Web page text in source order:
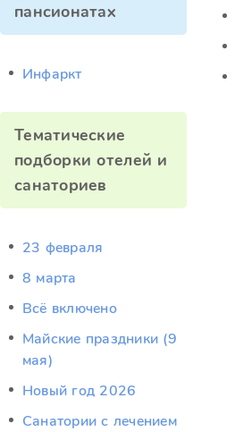
пансионатах
Инфаркт
Тематические
подборки отелей и
санаториев
23 февраля
8 марта
Всё включено
Майские праздники (9
мая)
Новый год 2026
Санатории с лечением